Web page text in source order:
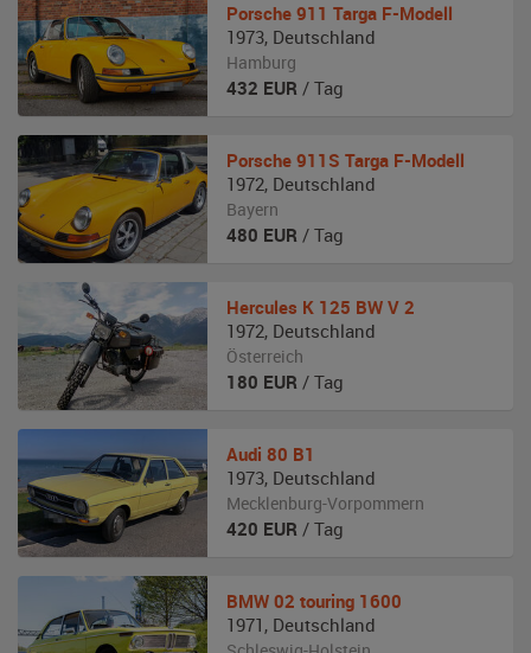
Porsche 911 Targa F-Modell
1973, Deutschland
Hamburg
432 EUR / Tag
Porsche 911S Targa F-Modell
1972, Deutschland
Bayern
480 EUR / Tag
Hercules K 125 BW V 2
1972, Deutschland
Österreich
180 EUR / Tag
Audi 80 B1
1973, Deutschland
Mecklenburg-Vorpommern
420 EUR / Tag
BMW 02 touring 1600
1971 , Deutschland